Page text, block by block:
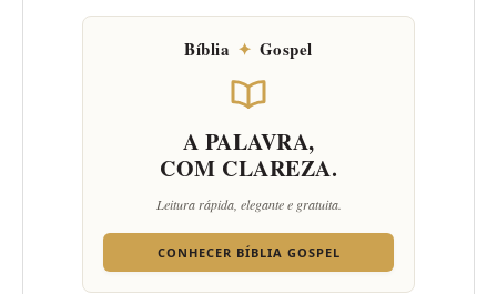
Bíblia ✦ Gospel
A PALAVRA,
COM CLAREZA.
Leitura rápida, elegante e gratuita.
CONHECER BÍBLIA GOSPEL